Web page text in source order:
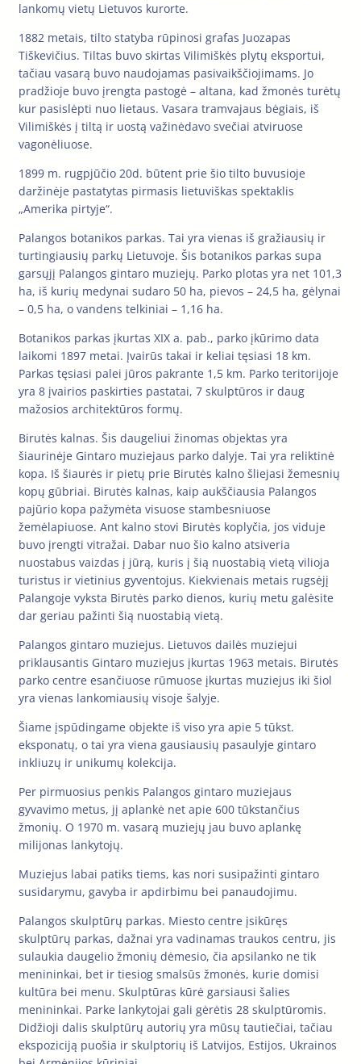
lankomų vietų Lietuvos kurorte.
1882 metais, tilto statyba rūpinosi grafas Juozapas
Tiškevičius. Tiltas buvo skirtas Vilimiškės plytų eksportui,
tačiau vasarą buvo naudojamas pasivaikščiojimams. Jo
pradžioje buvo įrengta pastogė – altana, kad žmonės turėtų
kur pasislėpti nuo lietaus. Vasara tramvajaus bėgiais, iš
Vilimiškės į tiltą ir uostą važinėdavo svečiai atviruose
vagonėliuose.
1899 m. rugpjūčio 20d. būtent prie šio tilto buvusioje
daržinėje pastatytas pirmasis lietuviškas spektaklis
„Amerika pirtyje“.
Palangos botanikos parkas. Tai yra vienas iš gražiausių ir
turtingiausių parkų Lietuvoje. Šis botanikos parkas supa
garsųjį Palangos gintaro muziejų. Parko plotas yra net 101,3
ha, iš kurių medynai sudaro 50 ha, pievos – 24,5 ha, gėlynai
– 0,5 ha, o vandens telkiniai – 1,16 ha.
Botanikos parkas įkurtas XIX a. pab., parko įkūrimo data
laikomi 1897 metai. Įvairūs takai ir keliai tęsiasi 18 km.
Parkas tęsiasi palei jūros pakrante 1,5 km. Parko teritorijoje
yra 8 įvairios paskirties pastatai, 7 skulptūros ir daug
mažosios architektūros formų.
Birutės kalnas. Šis daugeliui žinomas objektas yra
šiaurinėje Gintaro muziejaus parko dalyje. Tai yra reliktinė
kopa. Iš šiaurės ir pietų prie Birutės kalno šliejasi žemesnių
kopų gūbriai. Birutės kalnas, kaip aukščiausia Palangos
pajūrio kopa pažymėta visuose stambesniuose
žemėlapiuose. Ant kalno stovi Birutės koplyčia, jos viduje
buvo įrengti vitražai. Dabar nuo šio kalno atsiveria
nuostabus vaizdas į jūrą, kuris į šią nuostabią vietą vilioja
turistus ir vietinius gyventojus. Kiekvienais metais rugsėjį
Palangoje vyksta Birutės parko dienos, kurių metu galėsite
dar geriau pažinti šią nuostabią vietą.
Palangos gintaro muziejus. Lietuvos dailės muziejui
priklausantis Gintaro muziejus įkurtas 1963 metais. Birutės
parko centre esančiuose rūmuose įkurtas muziejus iki šiol
yra vienas lankomiausių visoje šalyje.
Šiame įspūdingame objekte iš viso yra apie 5 tūkst.
eksponatų, o tai yra viena gausiausių pasaulyje gintaro
inkliuzų ir unikumų kolekcija.
Per pirmuosius penkis Palangos gintaro muziejaus
gyvavimo metus, jį aplankė net apie 600 tūkstančius
žmonių. O 1970 m. vasarą muziejų jau buvo aplankę
milijonas lankytojų.
Muziejus labai patiks tiems, kas nori susipažinti gintaro
susidarymu, gavyba ir apdirbimu bei panaudojimu.
Palangos skulptūrų parkas. Miesto centre įsikūręs
skulptūrų parkas, dažnai yra vadinamas traukos centru, jis
sulaukia daugelio žmonių dėmesio, čia apsilanko ne tik
menininkai, bet ir tiesiog smalsūs žmonės, kurie domisi
kultūra bei menu. Skulptūras kūrė garsiausi šalies
menininkai. Parke lankytojai gali gėrėtis 28 skulptūromis.
Didžioji dalis skulptūrų autorių yra mūsų tautiečiai, tačiau
ekspoziciją puošia ir skulptorių iš Latvijos, Estijos, Ukrainos